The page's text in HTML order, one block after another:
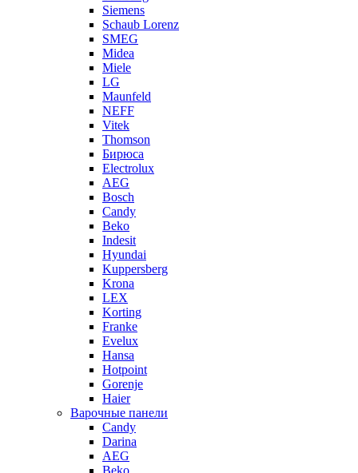
Siemens
Schaub Lorenz
SMEG
Midea
Miele
LG
Maunfeld
NEFF
Vitek
Thomson
Бирюса
Electrolux
AEG
Bosch
Candy
Beko
Indesit
Hyundai
Kuppersberg
Krona
LEX
Korting
Franke
Evelux
Hansa
Hotpoint
Gorenje
Haier
Варочные панели
Candy
Darina
AEG